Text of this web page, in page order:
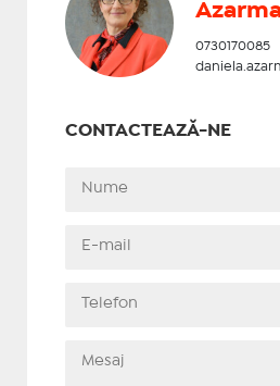
0730170085
CONTACTEAZĂ-NE